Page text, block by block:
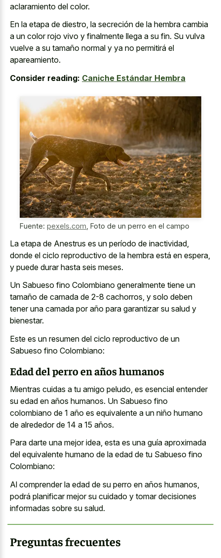
aclaramiento del color.
En la etapa de diestro, la secreción de la hembra cambia
a un color rojo vivo y finalmente llega a su fin. Su vulva
vuelve a su tamaño normal y ya no permitirá el
apareamiento.
Consider reading: Caniche Estándar Hembra
Fuente: pexels.com Foto de un perro en el campo
La etapa de Anestrus es un período de inactividad,
donde el ciclo reproductivo de la hembra está en espera,
y puede durar hasta seis meses.
Un Sabueso fino Colombiano generalmente tiene un
tamaño de camada de 2-8 cachorros, y solo deben
tener una camada por año para garantizar su salud y
bienestar.
Este es un resumen del ciclo reproductivo de un
Sabueso fino Colombiano:
Edad del perro en años humanos
Mientras cuidas a tu amigo peludo, es esencial entender
su edad en años humanos. Un Sabueso fino
colombiano de 1 año es equivalente a un niño humano
de alrededor de 14 a 15 años.
Para darte una mejor idea, esta es una guía aproximada
del equivalente humano de la edad de tu Sabueso fino
Colombiano:
Al comprender la edad de su perro en años humanos,
podrá planificar mejor su cuidado y tomar decisiones
informadas sobre su salud.
Preguntas frecuentes